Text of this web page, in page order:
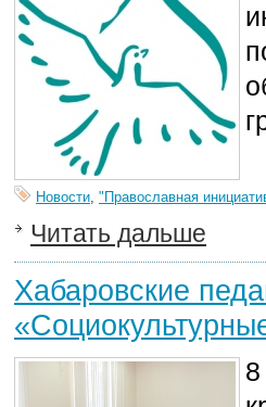
Новости, "Православная
Читать дальше
Хабаровские